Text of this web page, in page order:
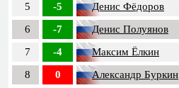
5
-5 Денис Фёдоров
6
-7 Денис Полуянов
7
-4 Максим Ёлкин
8
0 Александр Буркин